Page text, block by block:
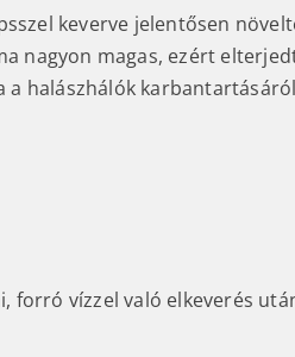
keverve jelentősen
nagyon magas, ezért
a halászhálók
forró vízzel való elkeverés